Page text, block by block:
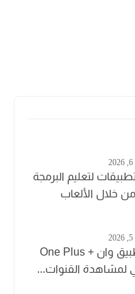
5 تطبيقات لتعليم البرمجة
خلال الألعاب
تحميل تطبيق وان + One Plus